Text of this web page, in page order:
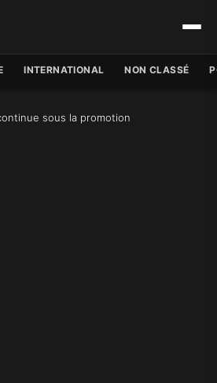
INTERNATIONAL NON CLASSÉ
sous la promotion